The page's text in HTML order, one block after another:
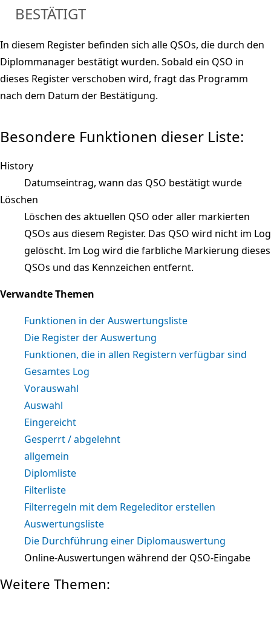
BESTÄTIGT
In diesem Register befinden sich alle QSOs, die durch den
Diplommanager bestätigt wurden. Sobald ein QSO in
dieses Register verschoben wird, fragt das Programm
nach dem Datum der Bestätigung.
Besondere Funktionen dieser Liste:
History
Datumseintrag, wann das QSO bestätigt wurde
Löschen
Löschen des aktuellen QSO oder aller markierten
QSOs aus diesem Register. Das QSO wird nicht im Log
gelöscht. Im Log wird die farbliche Markierung dieses
QSOs und das Kennzeichen entfernt.
Verwandte Themen
Funktionen in der Auswertungsliste
Die Register der Auswertung
Funktionen, die in allen Registern verfügbar sind
Gesamtes Log
Vorauswahl
Auswahl
Eingereicht
Gesperrt / abgelehnt
allgemein
Diplomliste
Filterliste
Filterregeln mit dem Regeleditor erstellen
Auswertungsliste
Die Durchführung einer Diplomauswertung
Online-Auswertungen während der QSO-Eingabe
Weitere Themen: